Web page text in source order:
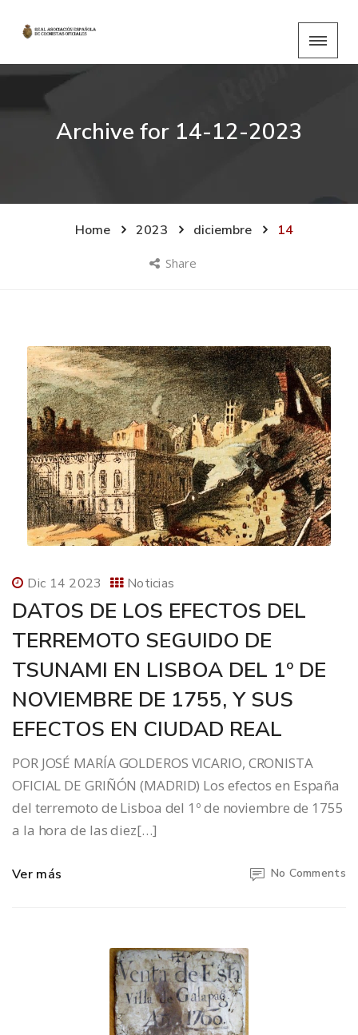
Archive for 14-12-2023
Home 2023 diciembre 14
Share
Dic 14 2023 Noticias
DATOS DE LOS EFECTOS DEL
TERREMOTO SEGUIDO DE
TSUNAMI EN LISBOA DEL 1º DE
NOVIEMBRE DE 1755, Y SUS
EFECTOS EN CIUDAD REAL
POR JOSÉ MARÍA GOLDEROS VICARIO, CRONISTA
OFICIAL DE GRIÑÓN (MADRID) Los efectos en España
del terremoto de Lisboa del 1º de noviembre de 1755
a la hora de las diez[…]
Ver más No Comments